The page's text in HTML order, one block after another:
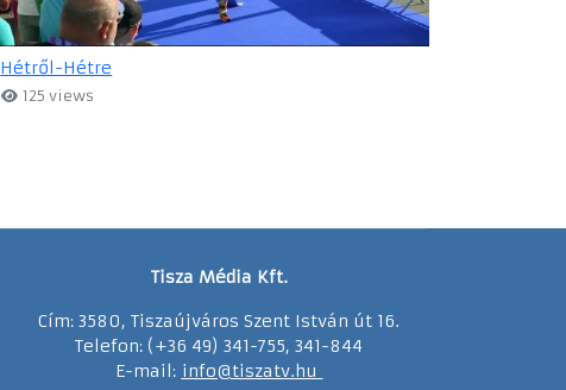
Hétről-Hétre
125 views
Tisza Média Kft.
Cím: 3580, Tiszaújváros Szent István út 16.
Telefon: (+36 49) 341-755, 341-844
E-mail: info@tiszatv.hu